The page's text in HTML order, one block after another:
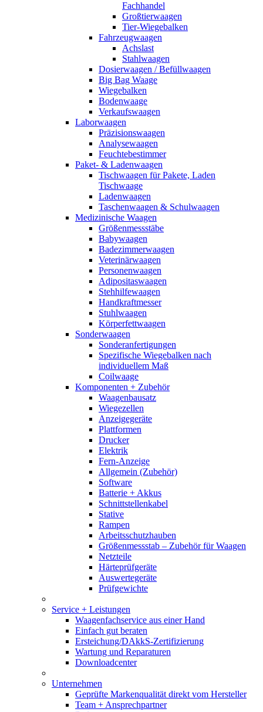
Fachhandel
Großtierwaagen
Tier-Wiegebalken
Fahrzeugwaagen
Achslast
Stahlwaagen
Dosierwaagen / Befüllwaagen
Big Bag Waage
Wiegebalken
Bodenwaage
Verkaufswaagen
Laborwaagen
Präzisionswaagen
Analysewaagen
Feuchtebestimmer
Paket- & Ladenwaagen
Tischwaagen für Pakete, Laden
Tischwaage
Ladenwaagen
Taschenwaagen & Schulwaagen
Medizinische Waagen
Größenmessstäbe
Babywaagen
Badezimmerwaagen
Veterinärwaagen
Personenwaagen
Adipositaswaagen
Stehhilfewaagen
Handkraftmesser
Stuhlwaagen
Körperfettwaagen
Sonderwaagen
Sonderanfertigungen
Spezifische Wiegebalken nach
individuellem Maß
Coilwaage
Komponenten + Zubehör
Waagenbausatz
Wiegezellen
Anzeigegeräte
Plattformen
Drucker
Elektrik
Fern-Anzeige
Allgemein (Zubehör)
Software
Batterie + Akkus
Schnittstellenkabel
Stative
Rampen
Arbeitsschutzhauben
Größenmessstab – Zubehör für Waagen
Netzteile
Härteprüfgeräte
Auswertegeräte
Prüfgewichte
Service + Leistungen
Waagenfachservice aus einer Hand
Einfach gut beraten
Ersteichung/DAkkS-Zertifizierung
Wartung und Reparaturen
Downloadcenter
Unternehmen
Geprüfte Markenqualität direkt vom Hersteller
Team + Ansprechpartner